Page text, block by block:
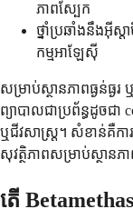
ភាពស្បែក
ថ្នាំប្រឆាំងនឹងអ៊ីស្
កម្មអាឡែស៊ី
សម្រាប់ស្ថានភាពធ្ងន់ធ្ង
ព្យាបាលជាប្រព័ន្ធដូចជា
ឬជីវសាស្ត្រ។ សំខាន់គឺកា
សុវត្ថិភាពសម្រាប់ស្ថានភ
តើ